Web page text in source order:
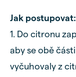
Jak postupovat:
1. Do citronu
aby se obě
vyčuhovaly z